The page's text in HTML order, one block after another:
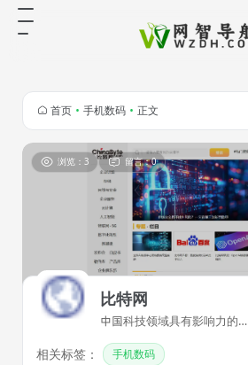
首页 • 手机数码 • 正文
浏览：3 留言：0
比特网
中国科技领域具有影响力的信
相关标签： 手机数码